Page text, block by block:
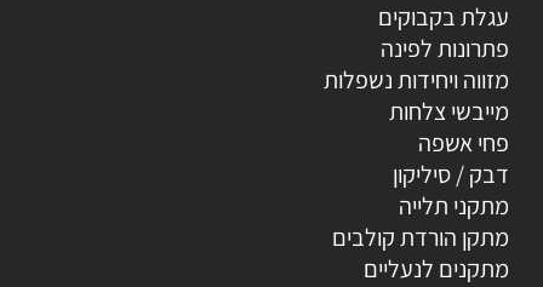
עגלת בקבוקים
פתרונות לפינה
מזווה ויחידות נשפלות
מייבשי צלחות
פחי אשפה
דבק / סיליקון
מתקני תלייה
מתקן הורדת קולבים
מתקנים לנעליים